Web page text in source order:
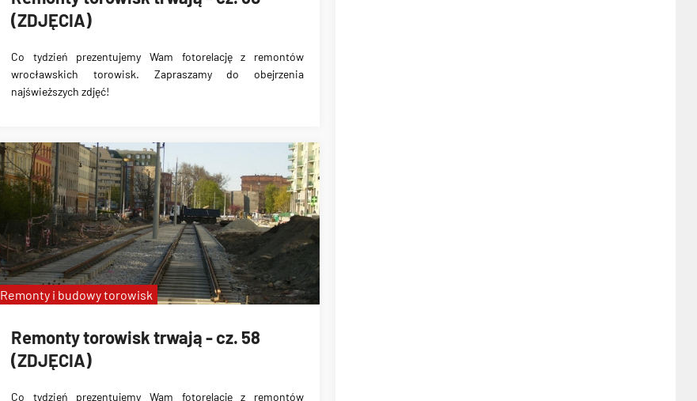
(ZDJĘCIA)
Co tydzień prezentujemy Wam fotorelację z remontów
wrocławskich torowisk. Zapraszamy do obejrzenia
najświeższych zdjęć!
Remonty torowisk trwają - cz. 58
(ZDJĘCIA)
Co tydzień prezentujemy Wam fotorelację z remontów
Remonty i budowy torowisk